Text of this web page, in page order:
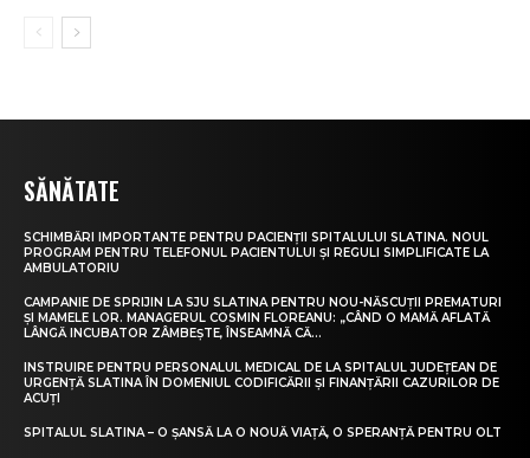
SĂNĂTATE
SCHIMBĂRI IMPORTANTE PENTRU PACIENȚII SPITALULUI SLATINA. NOUL
PROGRAM PENTRU TELEFONUL PACIENTULUI ȘI REGULI SIMPLIFICATE LA
AMBULATORIU
CAMPANIE DE SPRIJIN LA SJU SLATINA PENTRU NOU-NĂSCUȚII PREMATURI
ȘI MAMELE LOR. MANAGERUL COSMIN FLOREANU: „CÂND O MAMĂ AFLATĂ
LÂNGĂ INCUBATOR ZÂMBEȘTE, ÎNSEAMNĂ CĂ...
INSTRUIRE PENTRU PERSONALUL MEDICAL DE LA SPITALUL JUDEȚEAN DE
URGENȚĂ SLATINA ÎN DOMENIUL CODIFICĂRII ȘI FINANȚĂRII CAZURILOR DE
ACUȚI
SPITALUL SLATINA – O ȘANSĂ LA O NOUĂ VIAȚĂ, O SPERANȚĂ PENTRU OLT